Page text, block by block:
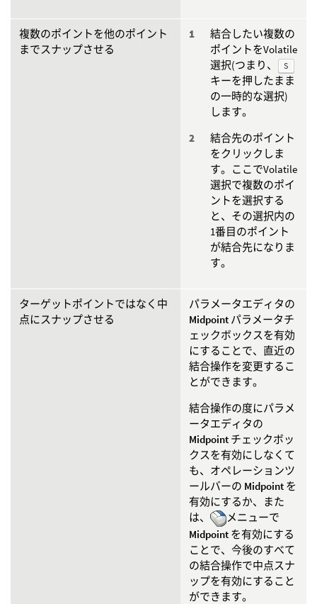
複数のポイントを他のポイント
までスナップさせる
結合したい複数の
ポイントをVolatile
選択(つまり、
S
キーを押したまま
の一時的な選択)
します。
結合先のポイント
をクリックしま
す。ここでVolatile
選択で複数のポイ
ントを選択する
と、その選択内の
1番目のポイント
が結合先になりま
す。
ターゲットポイントではなく中
点にスナップさせる
パラメータエディタの
Midpoint パラメータチ
ェックボックスを有効
にすることで、直近の
結合操作を変更するこ
とができます。
結合操作の度にパラメ
ータエディタの
Midpoint チェックボッ
クスを有効にしなくて
も、オペレーションツ
ールバーの Midpoint を
有効にするか、また
は、
メニューで
Midpoint を有効にする
ことで、今後のすべて
の結合操作で中点スナ
ップを有効にすること
ができます。